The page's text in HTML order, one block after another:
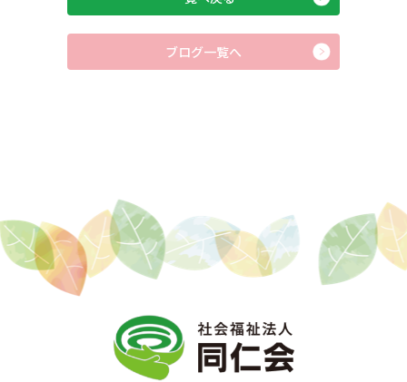
ブログ一覧へ